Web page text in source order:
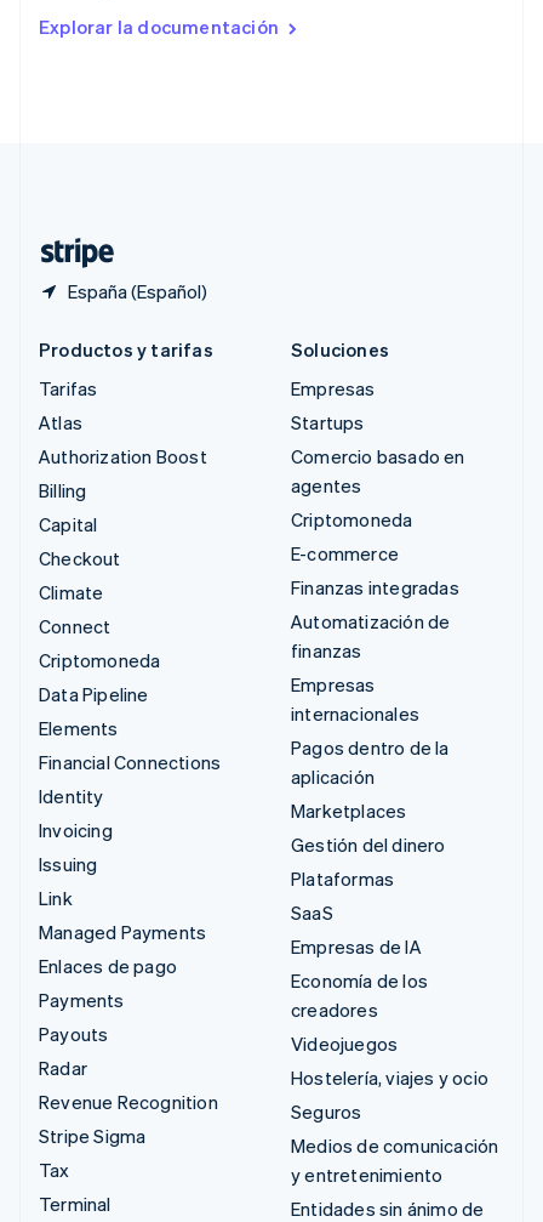
Explorar la documentación
España (Español)
English
Productos y tarifas
Tarifas
Atlas
Authorization Boost
Billing
Capital
Checkout
Climate
Connect
Criptomoneda
Data Pipeline
Elements
Financial Connections
Identity
Invoicing
Issuing
Link
Managed Payments
Enlaces de pago
Payments
Payouts
Radar
Revenue Recognition
Stripe Sigma
Tax
Terminal
Soluciones
Empresas
Startups
Comercio basado en
agentes
Criptomoneda
E-commerce
Finanzas integradas
Automatización de
finanzas
Empresas
internacionales
Pagos dentro de la
aplicación
Marketplaces
Gestión del dinero
Plataformas
SaaS
Empresas de IA
Economía de los
creadores
Videojuegos
Hostelería, viajes y ocio
Seguros
Medios de comunicación
y entretenimiento
Entidades sin ánimo de